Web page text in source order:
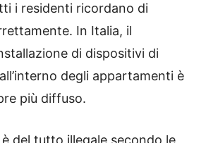
i residenti ricordano di
In Italia, il
di dispositivi di
degli appartamenti è
più diffuso.